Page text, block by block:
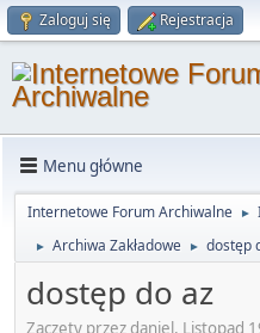
Zaloguj się Rejestracja
Menu główne
Internetowe Forum Archiwalne ►
► Archiwa Zakładowe ► dostęp
dostęp do az
Zaczęty przez daniel, Listopad